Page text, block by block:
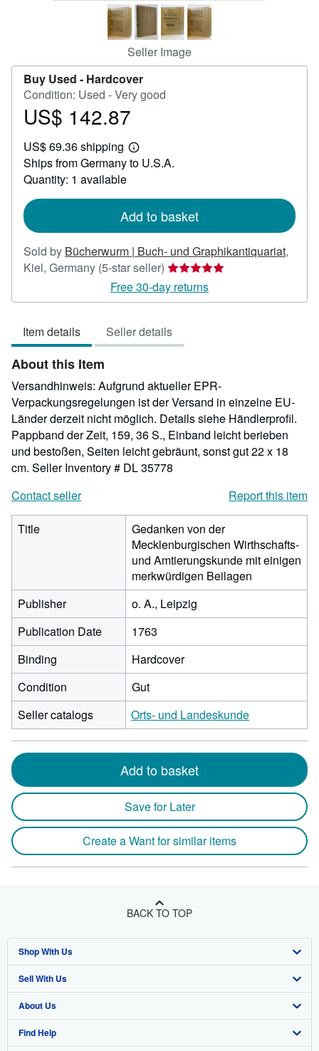
Seller Image
Buy Used - Hardcover
Condition: Used - Very good
Price
142.87
US$ 142.87
US$ 69.36 shipping
Learn
more
Ships from Germany to U.S.A.
Quantity: 1 available
Add to basket
Sold by Bücherwurm | Buch- und Graphikantiquariat,
Kiel, Germany (5-star seller) Seller
rating
5
of
5
Free 30-day returns
Item details Seller details
About this Item
Versandhinweis: Aufgrund aktueller EPR-
Verpackungsregelungen ist der Versand in einzelne EU-
Länder derzeit nicht möglich. Details siehe Händlerprofil.
Pappband der Zeit, 159, 36 S., Einband leicht berieben
und bestoßen, Seiten leicht gebräunt, sonst gut 22 x 18
cm. Seller Inventory # DL 35778
Contact seller
Report this item
Title
Gedanken von der
Mecklenburgischen Wirthschafts-
und Amtierungskunde mit einigen
merkwürdigen Beilagen
Publisher
o. A., Leipzig
Publication Date
1763
Binding
Hardcover
Condition
Gut
Seller catalogs
Orts- und Landeskunde
Add to basket
Save for Later
Create a Want for similar items
BACK TO TOP
Shop With Us
Advanced Search
Browse Collections
My Account
Sell With Us
Start Selling
Join Our Affiliate Program
About Us
About AbeBooks
Find Help